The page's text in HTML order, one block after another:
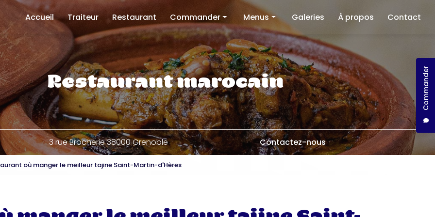
Commander
Accueil
Traiteur Restaurant Commander
Uber Eats
Deliveroo
Click and collect
Menus
Restaurant
Traiteur
Galeries À propos Contact
Restaurant marocain
3 rue Brocherie 38000 Grenoble Contactez-nous
où manger le meilleur tajine Saint-Martin-d'Hères